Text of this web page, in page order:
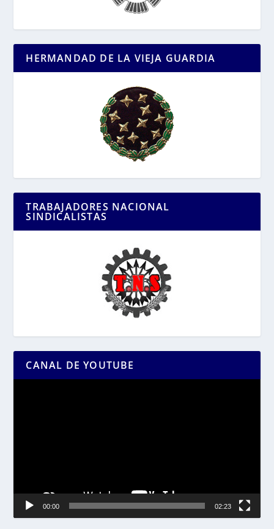
HERMANDAD DE LA VIEJA GUARDIA
TRABAJADORES NACIONAL
SINDICALISTAS
CANAL DE YOUTUBE
00:00 02:23